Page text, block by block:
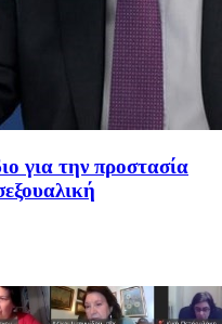
για την προστασία